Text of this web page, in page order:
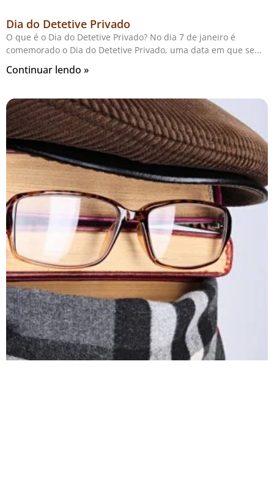
Dia do Detetive Privado
O que é o Dia do Detetive Privado? No dia 7 de janeiro é
comemorado o Dia do Detetive Privado, uma data em que se
Continuar lendo »